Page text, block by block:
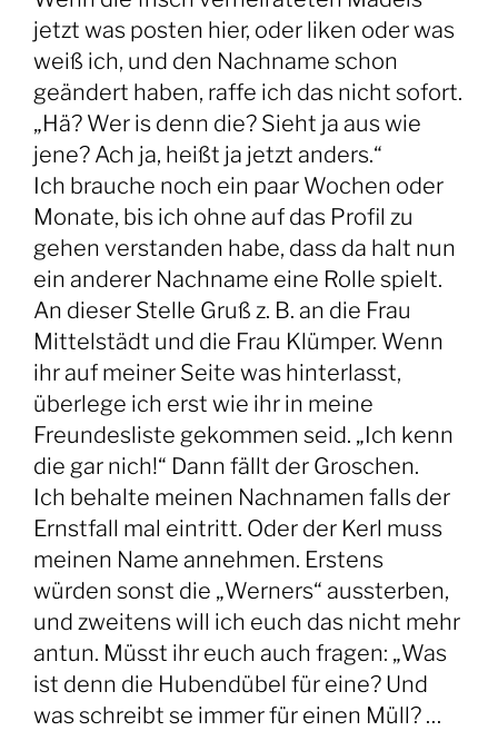
jetzt was posten hier, oder liken oder was
weiß ich, und den Nachname schon
geändert haben, raffe ich das nicht sofort.
„Hä? Wer is denn die? Sieht ja aus wie
jene? Ach ja, heißt ja jetzt anders.“
Ich brauche noch ein paar Wochen oder
Monate, bis ich ohne auf das Profil zu
gehen verstanden habe, dass da halt nun
ein anderer Nachname eine Rolle spielt.
An dieser Stelle Gruß z. B. an die Frau
Mittelstädt und die Frau Klümper. Wenn
ihr auf meiner Seite was hinterlasst,
überlege ich erst wie ihr in meine
Freundesliste gekommen seid. „Ich kenn
die gar nich!“ Dann fällt der Groschen.
Ich behalte meinen Nachnamen falls der
Ernstfall mal eintritt. Oder der Kerl muss
meinen Name annehmen. Erstens
würden sonst die „Werners“ aussterben,
und zweitens will ich euch das nicht mehr
antun. Müsst ihr euch auch fragen: „Was
ist denn die Hubendübel für eine? Und
was schreibt se immer für einen Müll? …